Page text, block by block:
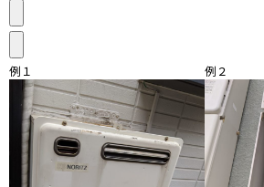
例１ 例２